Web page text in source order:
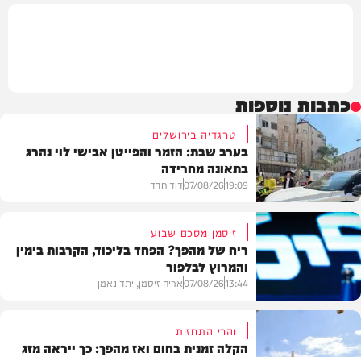
כתבות נוספות
בארץ
טרגדיה בירושלים
בערב שבת: הזמר והפייטן אבישי לוי נהרג
בתאונה מחרידה
19:09
07/08/26דוד חדד
זיסמן מסכם שבוע
ריח של מהפך? הפחד בליכוד, הקרבות בימין
והמרוץ לבלפור
13:44
07/08/26אריה זיסמן, יתד נאמן
והרי התחזית
הקלה זמנית בחום ואז מהפך: כך ייראה מזג